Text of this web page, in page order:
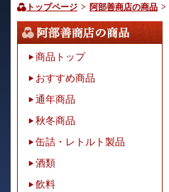
トップページ > 阿部善商店の商品 >
商品トップ
おすすめ商品
通年商品
秋冬商品
缶詰・レトルト製品
酒類
飲料